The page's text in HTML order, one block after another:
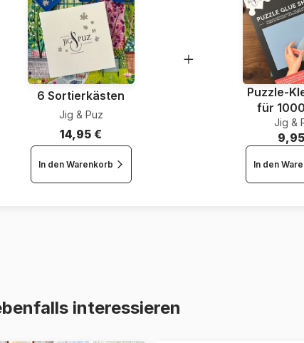
6 Sortierkästen
Jig & Puz
14,95 €
In den Warenkorb
Puzzle-
für
Jig &
In den
interessieren